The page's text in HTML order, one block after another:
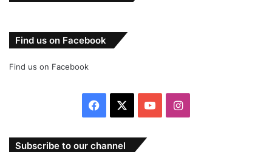
Find us on Facebook
Find us on Facebook
Facebook YouTubeInstagram
Subscribe to our channel